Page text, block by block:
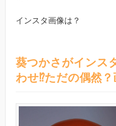
インスタ画像は？
葵つかさがインス
わせ⁉︎ただの偶然？